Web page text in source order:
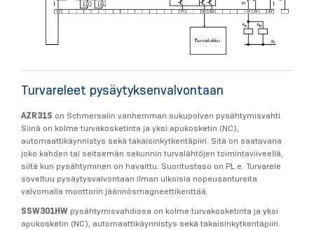
Turvareleet pysäytyksenvalvontaan
AZR31S on Schmersalin vanhemman sukupolven pysähtymisvahti.
Siinä on kolme turvakosketinta ja yksi apukosketin (NC),
automaattikäynnistys sekä takaisinkytkentäpiiri. Sitä on saatavana
joko kahden tai seitsemän sekunnin turvalähtöjen toimintaviiveellä,
siitä kun pysähtyminen on havaittu. Suoritustaso on PL e. Turvarele
soveltuu pysäytysvalvontaan ilman ulkoisia nopeusantureita
valvomalla moottorin jäännösmagneettikenttää.
SSW301HW pysähtymisvahdissa on kolme turvakosketinta ja yksi
apukosketin (NC), automaattikäynnistys sekä takaisinkytkentäpiiri.